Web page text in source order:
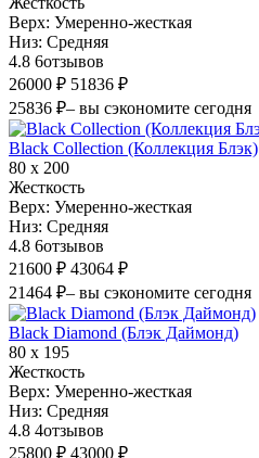
Верх: Умеренно-жесткая
Низ: Средняя
4.8 6отзывов
26000 ₽ 51836 ₽
25836 ₽– вы сэкономите сегодня
Black Collection (Коллекция Блэк)
80 х 200
Жесткость
Верх: Умеренно-жесткая
Низ: Средняя
4.8 6отзывов
21600 ₽ 43064 ₽
21464 ₽– вы сэкономите сегодня
Black Diamond (Блэк Даймонд)
80 х 195
Жесткость
Верх: Умеренно-жесткая
Низ: Средняя
4.8 4отзывов
25800 ₽ 43000 ₽